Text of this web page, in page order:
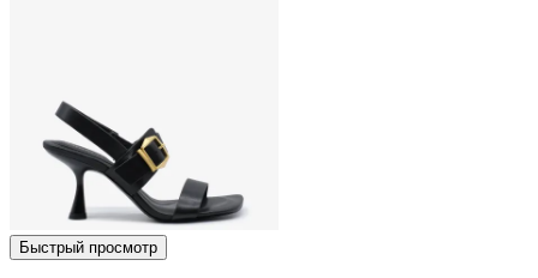
Быстрый просмотр